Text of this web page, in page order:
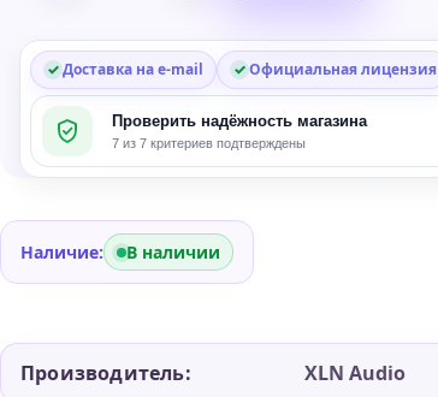
XLN
Audio
Indie
ADpak
Expansion
for
Addictive
Drums
2.5
Доставка на e-mail Официальная лицензия
Проверить надёжность магазина
7 из 7 критериев подтверждены
Наличие: В наличии
Производитель: XLN Audio